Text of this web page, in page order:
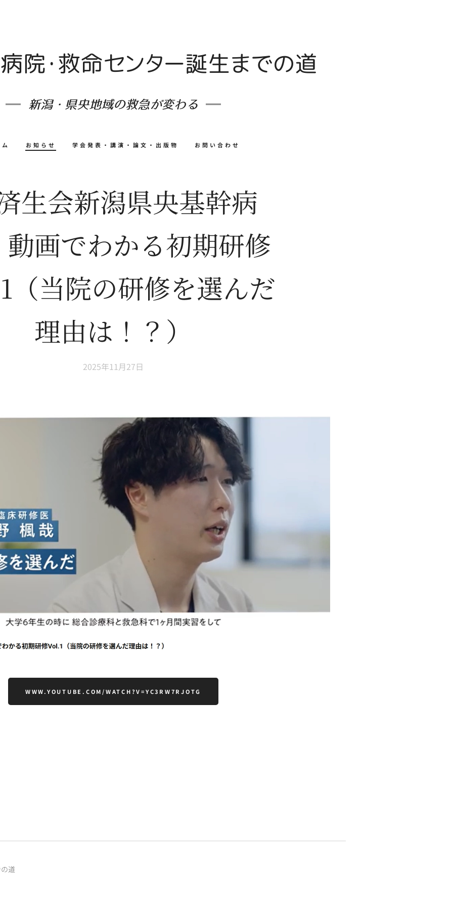
院・救命センター誕生までの道
新潟・県央地域の救急が変わる
お知らせ 学会発表・講演・論文・出版物 お問い合わせ
生会新潟県央基幹病
画でわかる初期研修
（当院の研修を選んだ
理由は！？）
2025年11月27日
WWW.YOUTUBE.COM/WATCH?V=YC3RW7RJOTG
道